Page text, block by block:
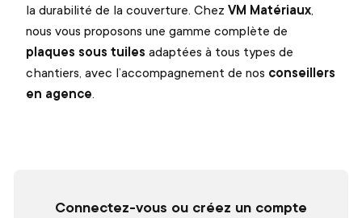
la durabilité de la couverture. Chez VM Matériaux,
nous vous proposons une gamme complète de
plaques sous tuiles adaptées à tous types de
chantiers, avec l’accompagnement de nos conseillers
en agence.
Connectez-vous ou créez un compte